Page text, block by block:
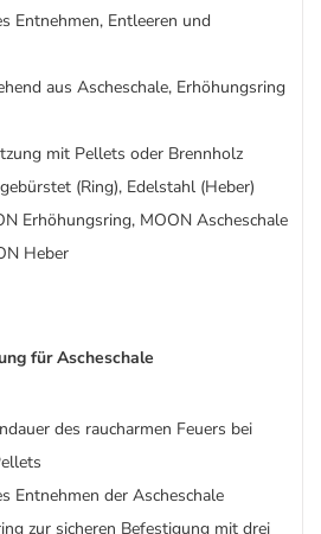
Entnehmen, Entleeren und
aus Ascheschale, Erhöhungsring
mit Pellets oder Brennholz
(Ring), Edelstahl (Heber)
Erhöhungsring, MOON Ascheschale
Heber
für Ascheschale
des raucharmen Feuers bei
Entnehmen der Ascheschale
zur sicheren Befestigung mit drei